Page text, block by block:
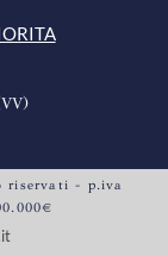
riservati - p.iva